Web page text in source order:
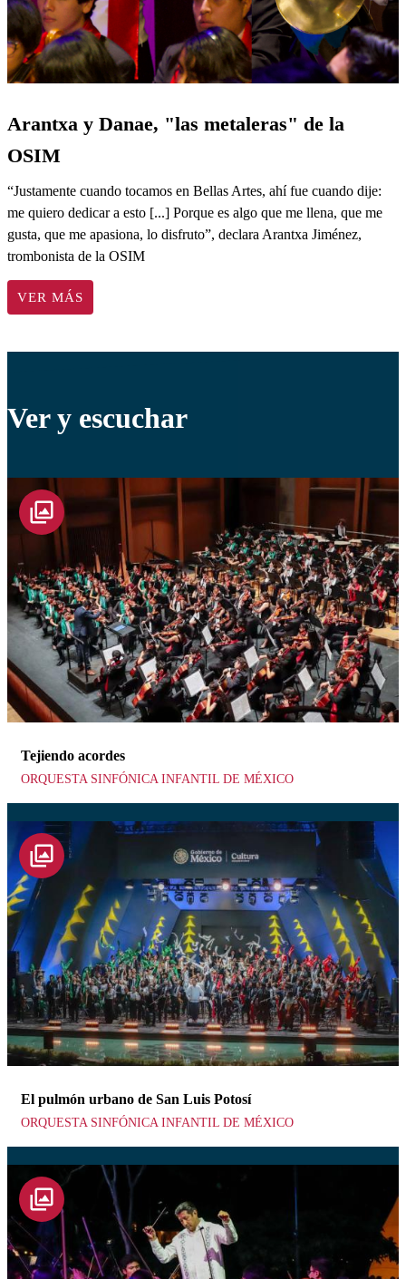
Arantxa y Danae, "las metaleras" de la
OSIM
“Justamente cuando tocamos en Bellas Artes, ahí fue cuando dije:
me quiero dedicar a esto [...] Porque es algo que me llena, que me
gusta, que me apasiona, lo disfruto”, declara Arantxa Jiménez,
trombonista de la OSIM
VER MÁS
Ver y escuchar
Tejiendo acordes
ORQUESTA SINFÓNICA INFANTIL DE MÉXICO
El pulmón urbano de San Luis Potosí
ORQUESTA SINFÓNICA INFANTIL DE MÉXICO